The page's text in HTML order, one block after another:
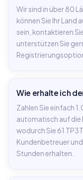
Wir sind in über 80
können Sie Ihr Land
sein, kontaktieren
unterstützen Sie
Wie erhalte ich
Zahlen Sie einfach
automatisch auf
wodurch Sie 61
Kundenbetreuer
Stunden erhalten.